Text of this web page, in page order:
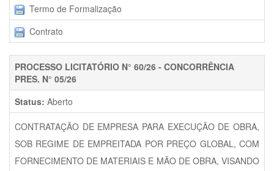
Termo de Formalização
Contrato
PROCESSO LICITATÓRIO N° 60/26 - CONCORRÊNCIA
PRES. N° 05/26
Status: Aberto
CONTRATAÇÃO DE EMPRESA PARA EXECUÇÃO DE OBRA,
SOB REGIME DE EMPREITADA POR PREÇO GLOBAL, COM
FORNECIMENTO DE MATERIAIS E MÃO DE OBRA, VISANDO